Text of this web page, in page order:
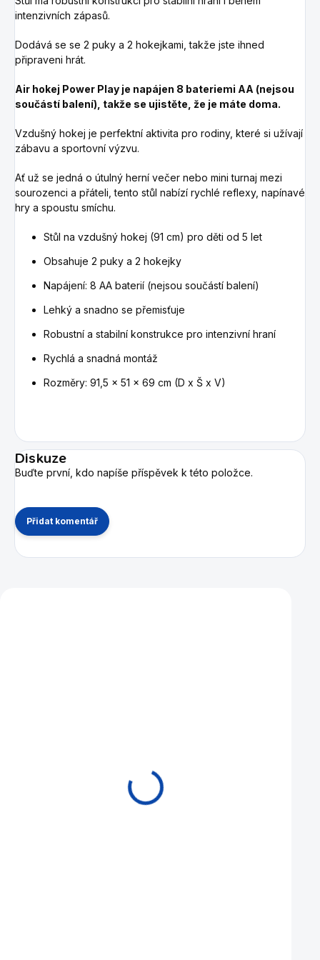
intenzivních zápasů.
Dodává se se 2 puky a 2 hokejkami, takže jste ihned
připraveni hrát.
Air hokej Power Play je napájen 8 bateriemi AA (nejsou
součástí balení), takže se ujistěte, že je máte doma.
Vzdušný hokej je perfektní aktivita pro rodiny, které si užívají
zábavu a sportovní výzvu.
Ať už se jedná o útulný herní večer nebo mini turnaj mezi
sourozenci a přáteli, tento stůl nabízí rychlé reflexy, napínavé
hry a spoustu smíchu.
Stůl na vzdušný hokej (91 cm) pro děti od 5 let
Obsahuje 2 puky a 2 hokejky
Napájení: 8 AA baterií (nejsou součástí balení)
Lehký a snadno se přemisťuje
Robustní a stabilní konstrukce pro intenzivní hraní
Rychlá a snadná montáž
Rozměry: 91,5 x 51 x 69 cm (D x Š x V)
Diskuze
Buďte první, kdo napíše příspěvek k této položce.
Přidat komentář